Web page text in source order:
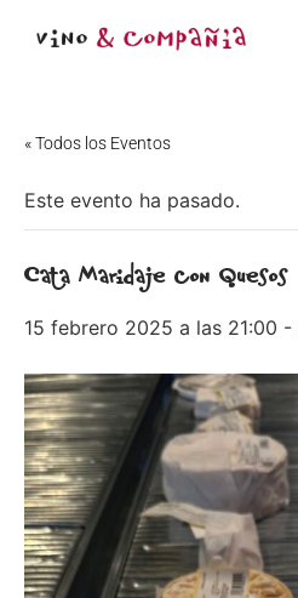
« Todos los Eventos
Este evento ha pasado.
Cata Maridaje con Quesos
15 febrero 2025 a las 21:00 -